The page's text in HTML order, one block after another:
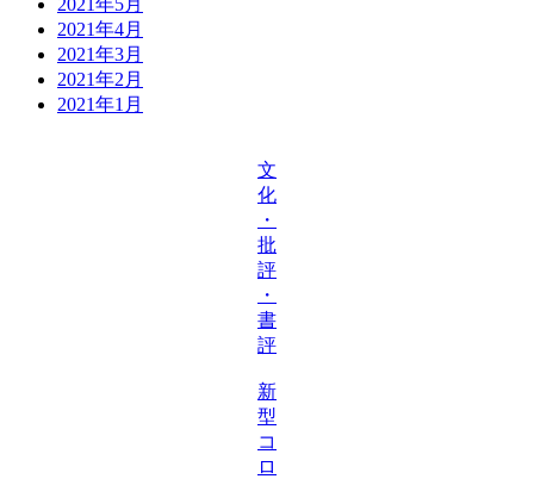
2021年4月
2021年3月
2021年2月
2021年1月
文
化
・
批
評
・
書
評
新
型
コ
ロ